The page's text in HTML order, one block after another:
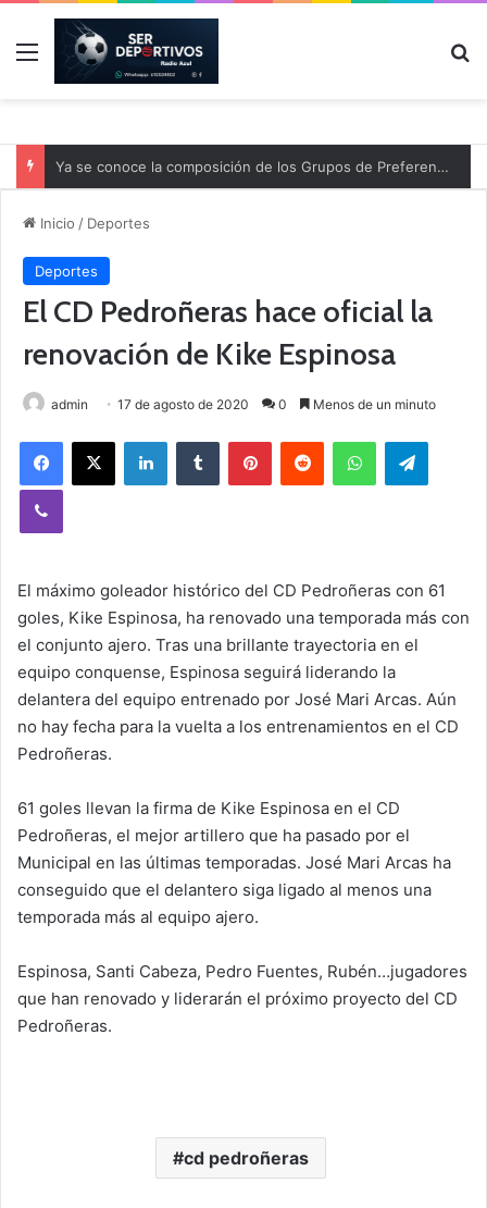
Menú
Ya se conoce la composición de los Grupos de Preferente y el calendario
Inicio / Deportes
Deportes
El CD Pedroñeras hace oficial la
renovación de Kike Espinosa
admin 17 de agosto de 2020 0 Menos de un minuto
El máximo goleador histórico del CD Pedroñeras con 61
goles, Kike Espinosa, ha renovado una temporada más con
el conjunto ajero. Tras una brillante trayectoria en el
equipo conquense, Espinosa seguirá liderando la
delantera del equipo entrenado por José Mari Arcas. Aún
no hay fecha para la vuelta a los entrenamientos en el CD
Pedroñeras.
61 goles llevan la firma de Kike Espinosa en el CD
Pedroñeras, el mejor artillero que ha pasado por el
Municipal en las últimas temporadas. José Mari Arcas ha
conseguido que el delantero siga ligado al menos una
temporada más al equipo ajero.
Espinosa, Santi Cabeza, Pedro Fuentes, Rubén…jugadores
que han renovado y liderarán el próximo proyecto del CD
Pedroñeras.
cd pedroñeras